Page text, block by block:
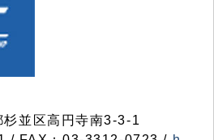
並区高円寺南3-3-1